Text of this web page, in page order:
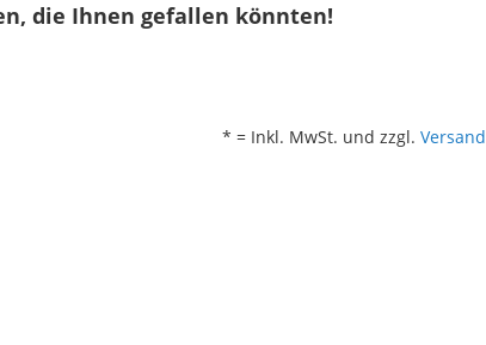
die Ihnen gefallen könnten!
* = Inkl. MwSt. und zzgl. Versand